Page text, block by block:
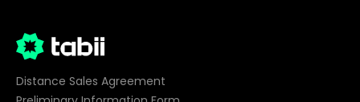
Distance Sales Agreement